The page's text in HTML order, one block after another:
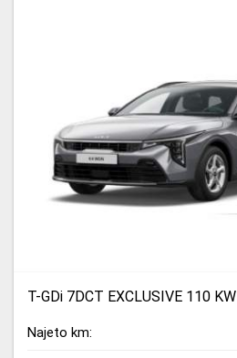
T-GDi 7DCT EXCLUSIVE 110 KW
Najeto km: